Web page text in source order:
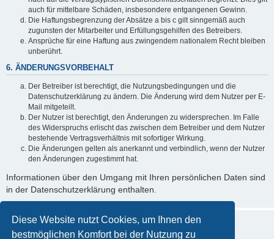
Diese Website nutzt Cookies, um Ihnen den
bestmöglichen Komfort bei der Nutzung zu
auch für mittelbare Schäden, insbesondere entgangenen Gewinn.
Die Haftungsbegrenzung der Absätze a bis c gilt sinngemäß auch
zugunsten der Mitarbeiter und Erfüllungsgehilfen des Betreibers.
Ansprüche für eine Haftung aus zwingendem nationalem Recht bleiben
unberührt.
6. ÄNDERUNGSVORBEHALT
Der Betreiber ist berechtigt, die Nutzungsbedingungen und die
Datenschutzerklärung zu ändern. Die Änderung wird dem Nutzer per E-
Mail mitgeteilt.
Der Nutzer ist berechtigt, den Änderungen zu widersprechen. Im Falle
des Widerspruchs erlischt das zwischen dem Betreiber und dem Nutzer
bestehende Vertragsverhältnis mit sofortiger Wirkung.
Die Änderungen gelten als anerkannt und verbindlich, wenn der Nutzer
den Änderungen zugestimmt hat.
Informationen über den Umgang mit Ihren persönlichen Daten sind
in der Datenschutzerklärung enthalten.